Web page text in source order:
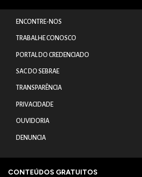
ENCONTRE-NOS
TRABALHE CONOSCO
PORTAL DO CREDENCIADO
SAC DO SEBRAE
TRANSPARÊNCIA
PRIVACIDADE
OUVIDORIA
DENUNCIA
CONTEÚDOS GRATUITOS